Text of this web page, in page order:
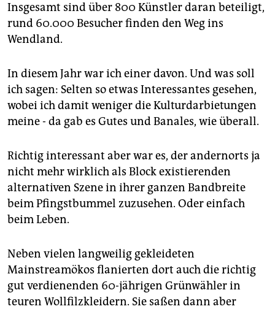
Insgesamt sind über 800 Künstler daran beteiligt,
rund 60.000 Besucher finden den Weg ins
Wendland.
In diesem Jahr war ich einer davon. Und was soll
ich sagen: Selten so etwas Interessantes gesehen,
wobei ich damit weniger die Kulturdarbietungen
meine - da gab es Gutes und Banales, wie überall.
Richtig interessant aber war es, der andernorts ja
nicht mehr wirklich als Block existierenden
alternativen Szene in ihrer ganzen Bandbreite
beim Pfingstbummel zuzusehen. Oder einfach
beim Leben.
Neben vielen langweilig gekleideten
Mainstreamökos flanierten dort auch die richtig
gut verdienenden 60-jährigen Grünwähler in
teuren Wollfilzkleidern. Sie saßen dann aber